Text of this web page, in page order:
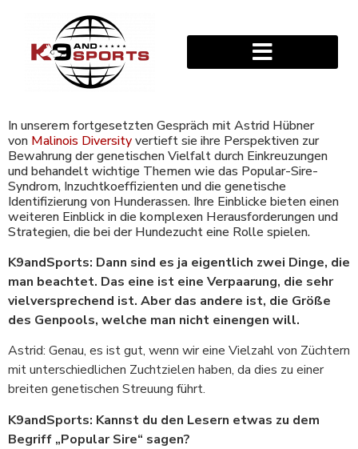
In unserem fortgesetzten Gespräch mit Astrid Hübner
von Malinois Diversityvertieft sie ihre Perspektiven zur
Bewahrung der genetischen Vielfalt durch Einkreuzungen
und behandelt wichtige Themen wie das Popular-Sire-
Syndrom, Inzuchtkoeffizienten und die genetische
Identifizierung von Hunderassen. Ihre Einblicke bieten einen
weiteren Einblick in die komplexen Herausforderungen und
Strategien, die bei der Hundezucht eine Rolle spielen.
K9andSports: Dann sind es ja eigentlich zwei Dinge, die
man beachtet. Das eine ist eine Verpaarung, die sehr
vielversprechend ist. Aber das andere ist, die Größe
des Genpools, welche man nicht einengen will.
Astrid: Genau, es ist gut, wenn wir eine Vielzahl von Züchtern
mit unterschiedlichen Zuchtzielen haben, da dies zu einer
breiten genetischen Streuung führt.
K9andSports: Kannst du den Lesern etwas zu dem
Begriff „Popular Sire“ sagen?